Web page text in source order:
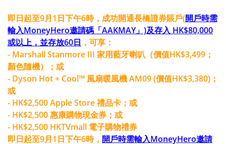
即日起至9月1日下午6時，成功開通長橋證券賬戶(開戶時需
輸入MoneyHero邀請碼「AAKMAY」)及存入 HK$80,000
或以上，並存放60日 ，可享：
- Marshall Stanmore III 家用藍牙喇叭（價值HK$3,499；
顏色隨機）；或
- Dyson Hot + Cool™ 風扇暖風機 AM09 (價值HK$3,380)；
或
- HK$2,500 Apple Store 禮品卡；或
- HK$2,500 惠康購物現金券；或
- HK$2,500 HKTVmall 電子購物禮券
即日起至9月1日下午6時， 開戶時需輸入MoneyHero邀請